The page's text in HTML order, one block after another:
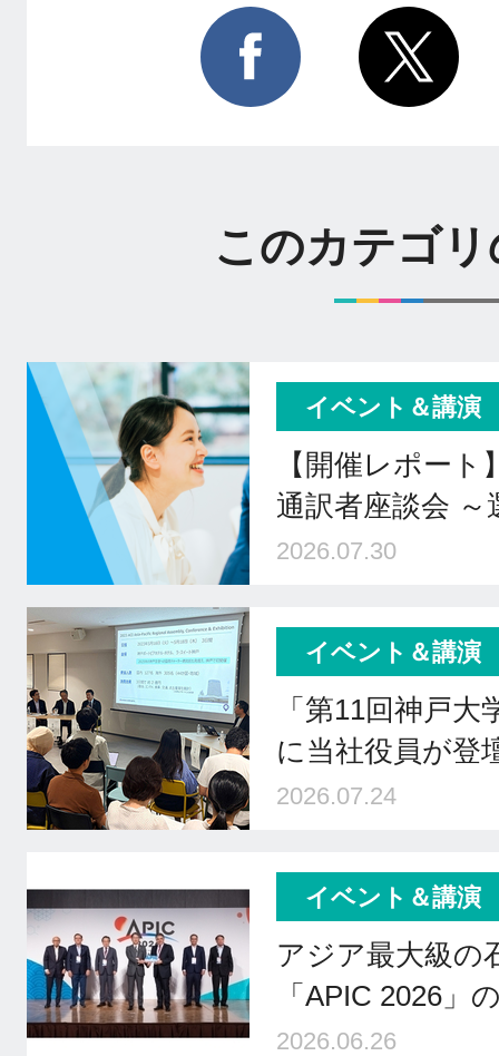
このカテゴ
イベント＆講演
【開催レポー
通訳者座談会
2026.07.30
イベント＆講演
「第11回神戸
に当社役員が
2026.07.24
イベント＆講演
アジア最大級の
「APIC 2026」
2026.06.26